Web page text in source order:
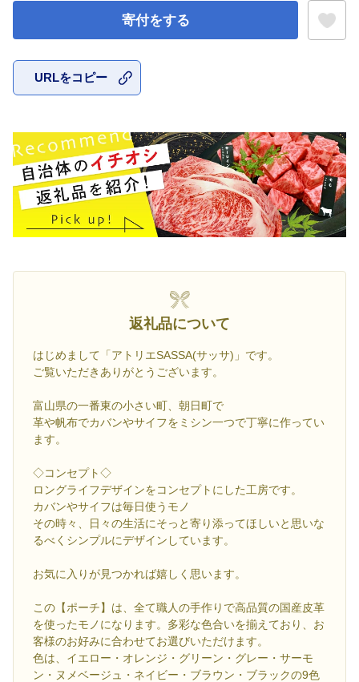
寄付をする
URLをコピー
返礼品について
はじめまして「アトリエSASSA(サッサ)」です。
ご覧いただきありがとうございます。
富山県の一番東の小さい町、朝日町で
革や帆布でカバンやサイフをミシン一つで丁寧に作ってい
ます。
◇コンセプト◇
ロングライフデザインをコンセプトにした工房です。
カバンやサイフは毎日使うモノ
その時々、日々の生活にそっと寄り添ってほしいと思いな
るべくシンプルにデザインしています。
お気に入りが見つかれば嬉しく思います。
この【ポーチ】は、全て職人の手作りで高品質の国産皮革
を使ったモノになります。多彩な色合いを揃えており、お
客様のお好みに合わせてお選びいただけます。
色は、イエロー・オレンジ・グリーン・グレー・サーモ
ン・ヌメベージュ・ネイビー・ブラウン・ブラックの9色